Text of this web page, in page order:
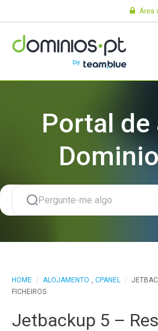
Área
Portal de
HOME / ALOJAMENTO , CPANEL /
FICHEIROS
Jetbackup 5 –